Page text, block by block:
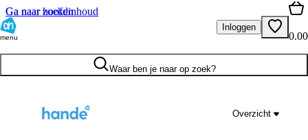
Ga naar hoofdinhoud
Ga naar zoeken
menu
Inloggen
0.00
Waar ben je naar op zoek?
Overzicht